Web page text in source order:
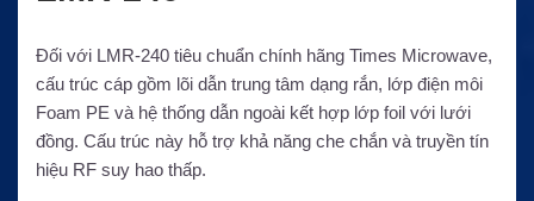
Đối với LMR-240 tiêu chuẩn chính hãng Times Microwave,
cấu trúc cáp gồm lõi dẫn trung tâm dạng rắn, lớp điện môi
Foam PE và hệ thống dẫn ngoài kết hợp lớp foil với lưới
đồng. Cấu trúc này hỗ trợ khả năng che chắn và truyền tín
hiệu RF suy hao thấp.